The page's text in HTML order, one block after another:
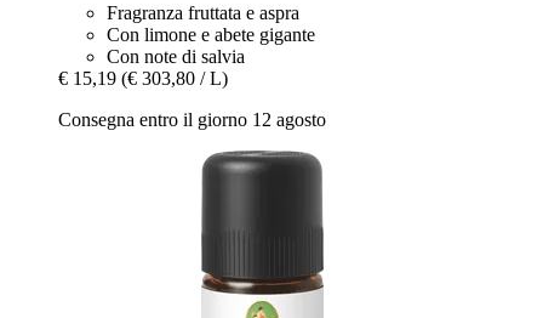
Fragranza fruttata e aspra
Con limone e abete gigante
Con note di salvia
€ 15,19 (€ 303,80 / L)
Consegna entro il giorno 12 agosto